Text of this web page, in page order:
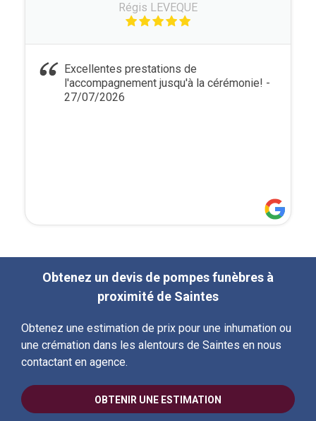
Régis LEVEQUE
Excellentes prestations de
l'accompagnement jusqu'à la cérémonie! -
27/07/2026
Obtenez un devis de pompes funèbres à
proximité de Saintes
Obtenez une estimation de prix pour une inhumation ou
une crémation dans les alentours de Saintes en nous
contactant en agence.
OBTENIR UNE ESTIMATION